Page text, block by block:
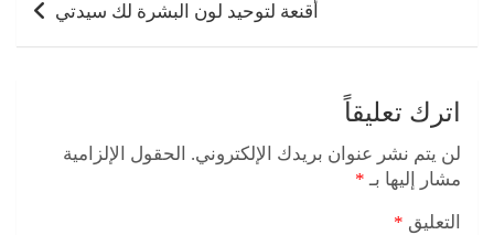
أقنعة لتوحيد لون البشرة لك سيدتي
اترك تعليقاً
لن يتم نشر عنوان بريدك الإلكتروني. الحقول الإلزامية
مشار إليها بـ *
التعليق *